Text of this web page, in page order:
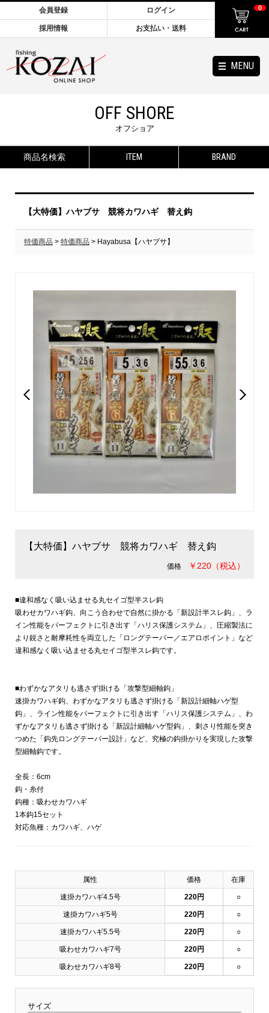
MENU
会員登録 ログイン
採用情報 お支払い・送料
0
OFF SHORE
オフショア
商品名検索 ITEM BRAND
【大特価】ハヤブサ 競将カワハギ 替え鈎
特価商品 > 特価商品 > Hayabusa【ハヤブサ】
【大特価】ハヤブサ 競将カワハギ 替え鈎
価格 ￥220（税込）
■違和感なく吸い込ませる丸セイゴ型半スレ鈎
吸わせカワハギ鈎、向こう合わせで自然に掛かる「新設計半スレ鈎」、ラ
イン性能をパーフェクトに引き出す「ハリス保護システム」、圧縮製法に
より鋭さと耐摩耗性を両立した「ロングテーパー／エアロポイント」など
違和感なく吸い込ませる丸セイゴ型半スレ鈎です。
■わずかなアタリも逃さず掛ける「攻撃型細軸鈎」
速掛カワハギ鈎、わずかなアタリも逃さず掛ける「新設計細軸ハゲ型
鈎」、ライン性能をパーフェクトに引き出す「ハリス保護システム」、わ
ずかなアタリも逃さず掛ける「新設計細軸ハゲ型鈎」、刺さり性能を突き
つめた「鈎先ロングテーパー設計」など、究極の鈎掛かりを実現した攻撃
型細軸鈎です。
全長：6cm
鈎・糸付
鈎種：吸わせカワハギ
1本鈎15セット
対応魚種：カワハギ、ハゲ
属性 価格 在庫
速掛カワハギ4.5号 220円 ○
速掛カワハギ5号 220円 ○
速掛カワハギ5.5号 220円 ○
吸わせカワハギ7号 220円 ○
吸わせカワハギ8号 220円 ○
サイズ